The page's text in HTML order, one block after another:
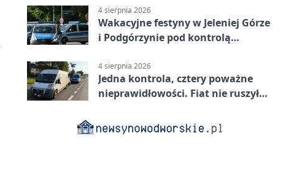
4 sierpnia 2026
Wakacyjne festyny w Jeleniej Górze
i Podgórzynie pod kontrolą
4 sierpnia 2026
Jedna kontrola, cztery poważne
nieprawidłowości. Fiat nie ruszył